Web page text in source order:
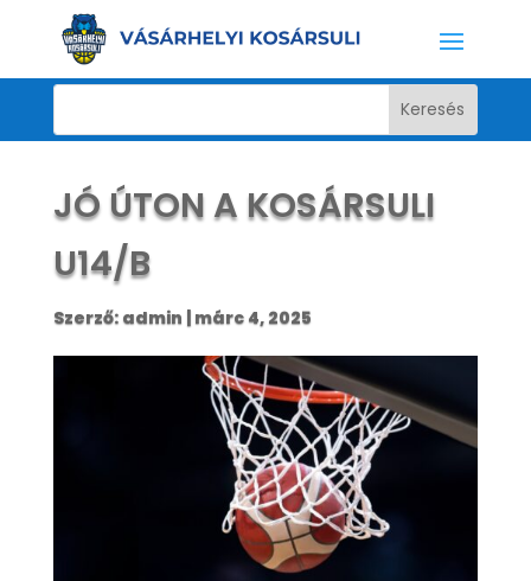
JÓ ÚTON A KOSÁRSULI
U14/B
Szerző: admin | márc 4, 2025